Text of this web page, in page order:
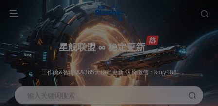
星舰联盟 ∞ 稳定更新
工作流&智能体&365天稳定更新 站长微信：kmjy188
输入关键词搜索